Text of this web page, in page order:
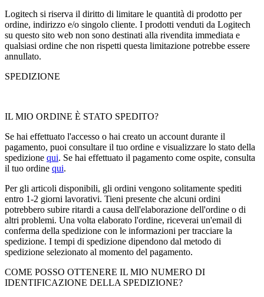
Logitech si riserva il diritto di limitare le quantità di prodotto per
ordine, indirizzo e/o singolo cliente. I prodotti venduti da Logitech
su questo sito web non sono destinati alla rivendita immediata e
qualsiasi ordine che non rispetti questa limitazione potrebbe essere
annullato.
SPEDIZIONE
IL MIO ORDINE È STATO SPEDITO?
Se hai effettuato l'accesso o hai creato un account durante il
pagamento, puoi consultare il tuo ordine e visualizzare lo stato della
spedizione qui. Se hai effettuato il pagamento come ospite, consulta
il tuo ordine qui.
Per gli articoli disponibili, gli ordini vengono solitamente spediti
entro 1-2 giorni lavorativi. Tieni presente che alcuni ordini
potrebbero subire ritardi a causa dell'elaborazione dell'ordine o di
altri problemi. Una volta elaborato l'ordine, riceverai un'email di
conferma della spedizione con le informazioni per tracciare la
spedizione. I tempi di spedizione dipendono dal metodo di
spedizione selezionato al momento del pagamento.
COME POSSO OTTENERE IL MIO NUMERO DI
IDENTIFICAZIONE DELLA SPEDIZIONE?